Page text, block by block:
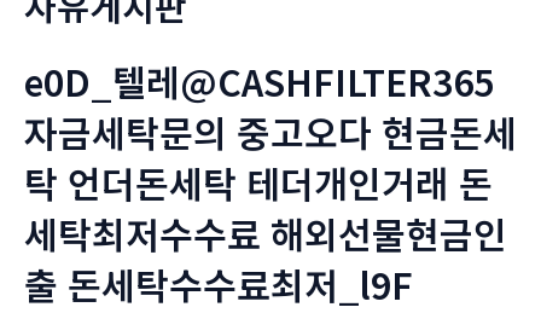
e0D_텔레@CASHFILTER365
자금세탁문의 중고오다 현금돈세
탁 언더돈세탁 테더개인거래 돈
세탁최저수수료 해외선물현금인
출 돈세탁수수료최저_l9F